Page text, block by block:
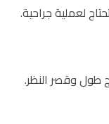
لعملية جراحية.
طول وقصر النظر.